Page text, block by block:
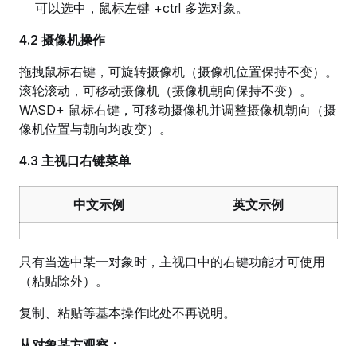
可以选中，鼠标左键 +ctrl 多选对象。
4.2 摄像机操作
拖拽鼠标右键，可旋转摄像机（摄像机位置保持不变）。
滚轮滚动，可移动摄像机（摄像机朝向保持不变）。
WASD+ 鼠标右键，可移动摄像机并调整摄像机朝向（摄
像机位置与朝向均改变）。
4.3 主视口右键菜单
中文示例 英文示例
只有当选中某一对象时，主视口中的右键功能才可使用
（粘贴除外）。
复制、粘贴等基本操作此处不再说明。